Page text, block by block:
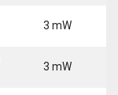
3 mW
3 mW